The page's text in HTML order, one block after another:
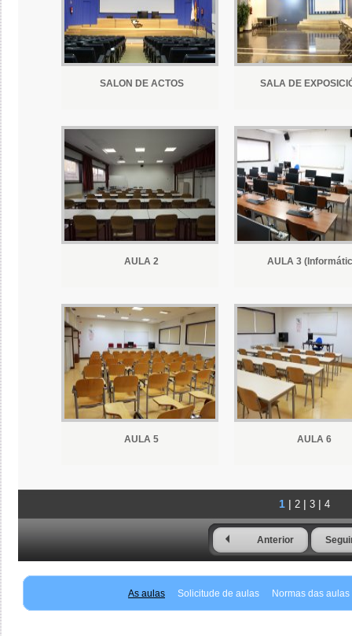
SALON DE ACTOS SALA DE
AULA 2 AULA 3
AULA 5 AULA 6
1 | 2 | 3 | 4
Anterior
As aulas Solicitude de aulas Normas das aulas